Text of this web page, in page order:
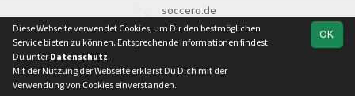
soccero.de
© 2006 - 2026
Besucherstatistik Kontakt Impressum
Geburtstage
Datenschutz
OK
Diese Webseite verwendet Cookies, um Dir den bestmöglichen
Service bieten zu können. Entsprechende Informationen findest
Du unter Datenschutz.
Mit der Nutzung der Webseite erklärst Du Dich mit der
Verwendung von Cookies einverstanden.